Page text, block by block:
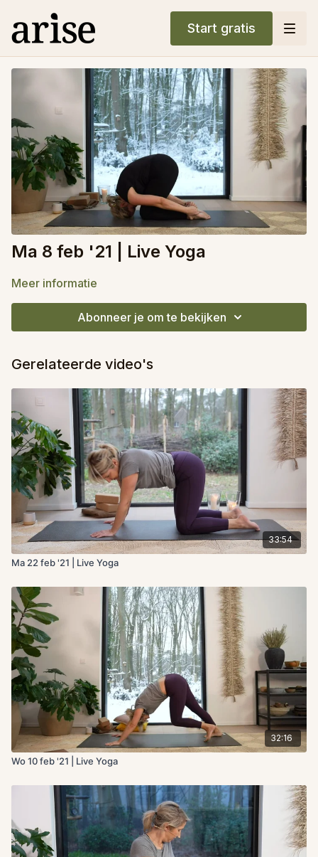
Start gratis
Ma 8 feb '21 | Live Yoga
Meer informatie
Abonneer je om te bekijken
Gerelateerde video's
33:54
Ma 22 feb '21 | Live Yoga
32:16
Wo 10 feb '21 | Live Yoga